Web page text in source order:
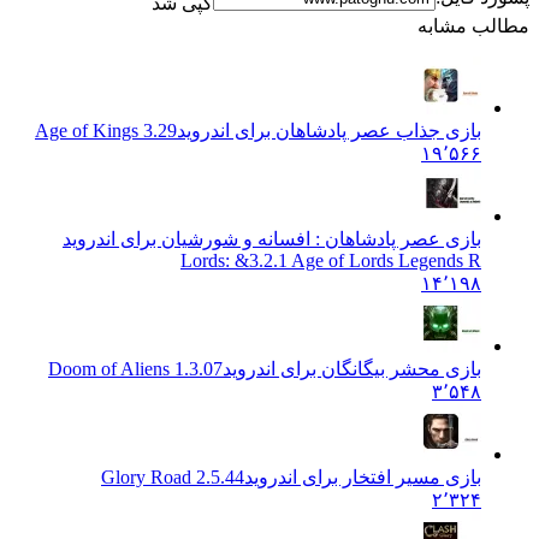
مشابه
بازی جذاب عصر پادشاهان برای اندروید Age of Kings 3.29
۱۹٬۵۶۶
بازی عصر پادشاهان : افسانه و شورشیان برای اندروید
Lords: &3.2.1 Age of Lords Legends R
۱۴٬۱۹۸
بازی محشر بیگانگان برای اندروید Doom of Aliens 1.3.07
بازی مسیر افتخار برای اندروید Glory Road 2.5.44